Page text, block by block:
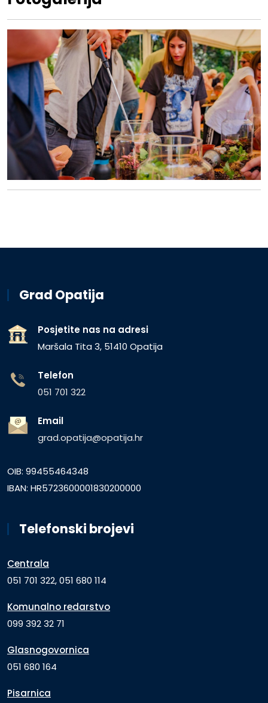
Grad Opatija
Posjetite nas na adresi
Maršala Tita 3, 51410 Opatija
Telefon
051 701 322
Email
grad.opatija@opatija.hr
OIB: 99455464348
IBAN: HR5723600001830200000
Telefonski brojevi
Centrala
051 701 322, 051 680 114
Komunalno redarstvo
099 392 32 71
Glasnogovornica
051 680 164
Pisarnica